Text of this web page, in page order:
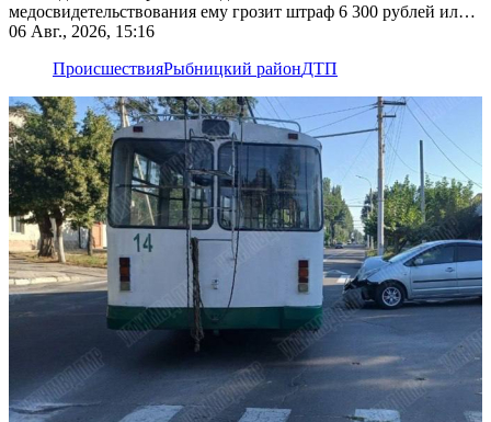
медосвидетельствования ему грозит штраф 6 300 рублей или
лишение прав
06 Авг., 2026, 15:16
ПроисшествияРыбницкий районДТП